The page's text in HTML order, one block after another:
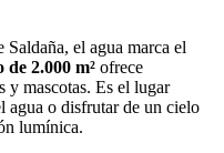
Saldaña, el agua marca el
2.000 m² ofrece
y mascotas. Es el lugar
agua o disfrutar de un cielo
lumínica.